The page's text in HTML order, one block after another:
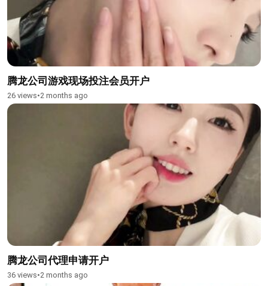
腾龙公司游戏现场投注会员开户
26 views•2 months ago
腾龙公司代理申请开户
36 views•2 months ago